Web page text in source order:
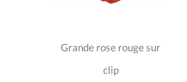
Grande rose rouge sur
clip